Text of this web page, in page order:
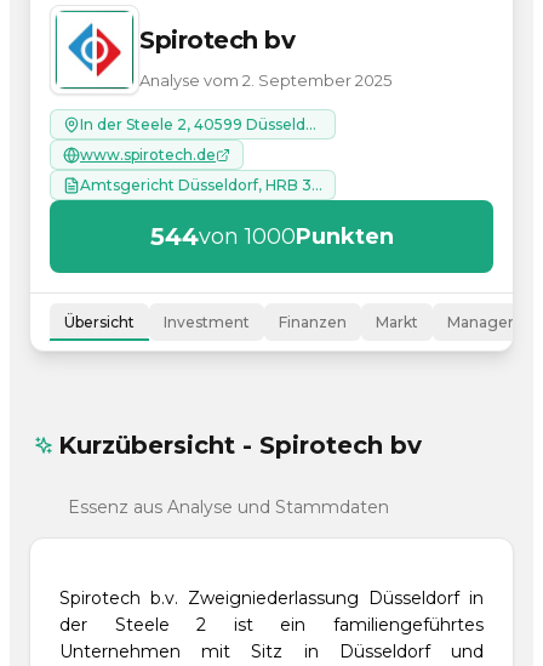
Spirotech bv
Analyse vom 2. September 2025
In der Steele 2, 40599 Düsseldorf
www.spirotech.de
Amtsgericht Düsseldorf, HRB 32231
544von 1000Punkten
Übersicht Investment Finanzen Markt
Kurzübersicht - Spirotech bv
Essenz aus Analyse und Stammdaten
Spirotech b.v. Zweigniederlassung Düsseldorf in
der Steele 2 ist ein familiengeführtes
Unternehmen mit Sitz in Düsseldorf und